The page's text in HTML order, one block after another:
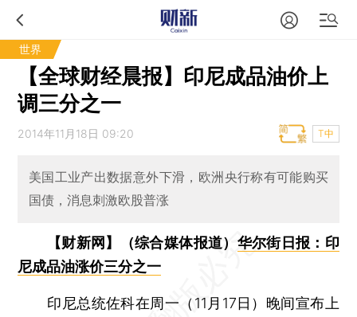
世界
【全球财经晨报】印尼成品油价上
调三分之一
2014年11月18日 09:20 T中
美国工业产出数据意外下滑，欧洲央行称有可能购买
国债，消息刺激欧股普涨
【财新网】（综合媒体报道） 华尔街日报：印
尼成品油涨价三分之一
印尼总统佐科在周一（11月17日）晚间宣布上